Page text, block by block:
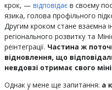
крок, — відповідаєв своєму
язика, голова профільного
Другим кроком стане взаємна
регіонального розвитку та
реінтеграції. Частина ж
відновлення, що
невдовзі отримає свого
Однак у мене ще запитання: а